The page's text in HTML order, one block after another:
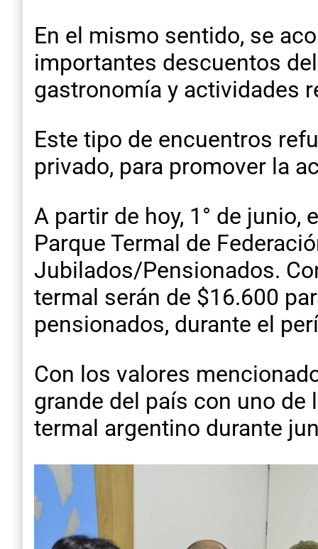
En el mismo sentido, se
importantes descuentos
gastronomía y actividades
Este tipo de encuentros
privado, para promover la
A partir de hoy, 1° de junio,
Parque Termal de
Jubilados/Pensionados.
termal serán de $16.600
pensionados, durante el
Con los valores
grande del país con uno
termal argentino durante